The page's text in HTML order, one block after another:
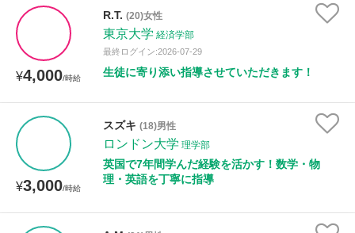
¥4,000/時給
R.T. (20)女性
東京大学 経済学部
最終ログイン:2026-07-29
生徒に寄り添い指導させていただきます！
¥3,000/時給
スズキ (18)男性
ロンドン大学 理学部
英国で7年間学んだ経験を活かす！数学・物
理・英語を丁寧に指導